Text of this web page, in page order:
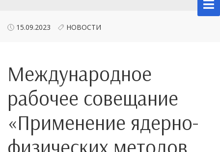
15.09.2023 НОВОСТИ
Международное
рабочее совещание
«Применение ядерно-